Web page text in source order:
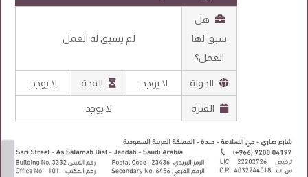
هل
سبق لها
العمل؟
لم يسبق له العمل
الدولة لا يوجد المدة لا يوجد
الفترة لا يوجد